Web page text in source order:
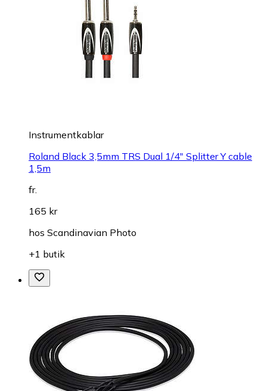
Instrumentkablar
Roland Black 3,5mm TRS Dual 1/4" Splitter Y cable
1,5m
fr.
165 kr
hos Scandinavian Photo
+1 butik